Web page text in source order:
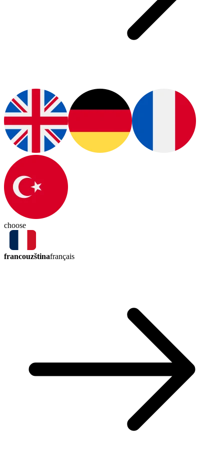
choose
francouzštinafrançais